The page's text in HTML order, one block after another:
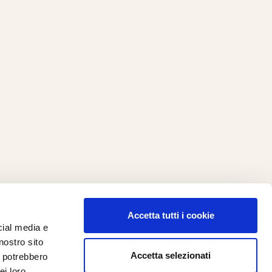
media e
sito
Accetta tutti i cookie
Accetta selezionati
162 srl